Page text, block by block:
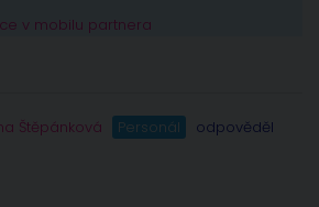
v mobilu partnera
Štěpánková Personál
odpověděl